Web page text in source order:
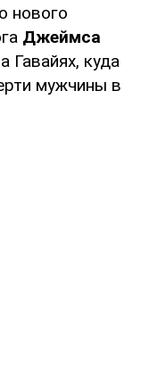
нового
Джеймса
Гавайях, куда
мужчины в